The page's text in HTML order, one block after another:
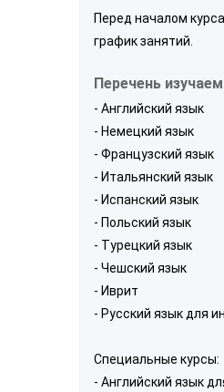
Перед началом
график занятий.
Перечень
- Английский язык
- Немецкий язык
- Французский язык
- Итальянский язык
- Испанский язык
- Польский язык
- Турецкий язык
- Чешский язык
- Иврит
- Русский язык для
Специальные курсы:
- Английский язык